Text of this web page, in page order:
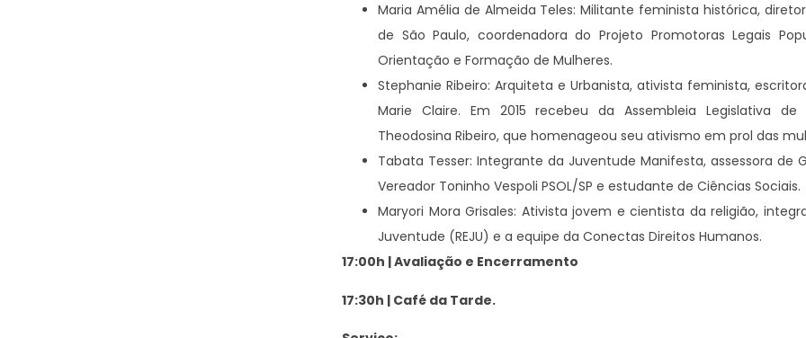
Maria Amélia de Almeida Teles: Militante feminista histórica,
de São Paulo, coordenadora do Projeto Promotoras Legais
Orientação e Formação de Mulheres.
Stephanie Ribeiro: Arquiteta e Urbanista, ativista feminista,
Marie Claire. Em 2015 recebeu da Assembleia Legislativa
Theodosina Ribeiro, que homenageou seu ativismo em prol das
Tabata Tesser: Integrante da Juventude Manifesta, assessora de
Vereador Toninho Vespoli PSOL/SP e estudante de Ciências Sociais.
Maryori Mora Grisales: Ativista jovem e cientista da religião,
Juventude (REJU) e a equipe da Conectas Direitos Humanos.
17:00h | Avaliação e Encerramento
17:30h | Café da Tarde.